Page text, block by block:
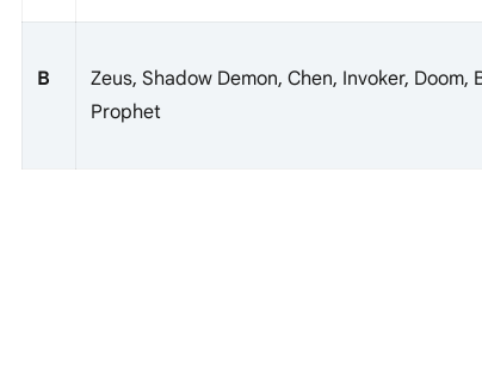
B
Zeus, Shadow Demon, Chen, Invoker,
Prophet